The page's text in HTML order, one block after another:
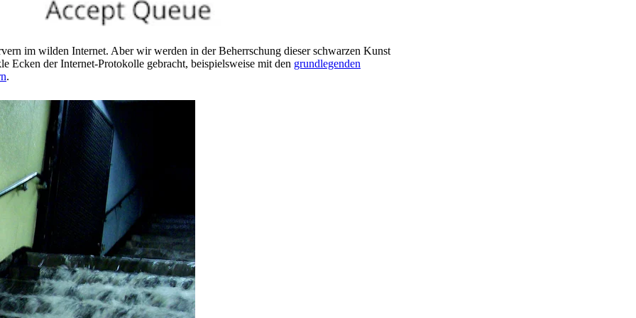
im wilden Internet. Aber wir werden in der Beherrschung dieser schwarzen Kunst
Ecken der Internet-Protokolle gebracht, beispielsweise mit den grundlegenden
.